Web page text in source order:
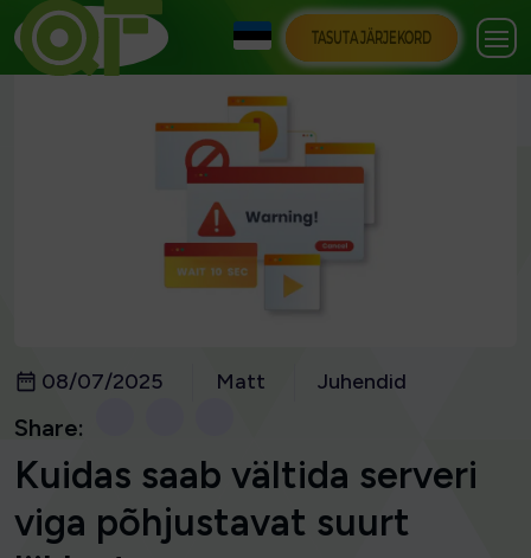
TASUTA JÄRJEKORD
08/07/2025 Matt Juhendid
Share:
Kuidas saab vältida serveri
viga põhjustavat suurt